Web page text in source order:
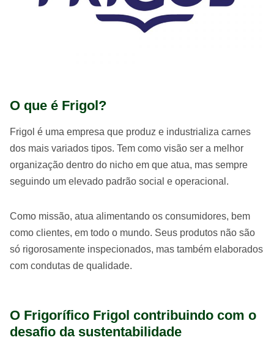
O que é Frigol?
Frigol é uma empresa que produz e industrializa carnes
dos mais variados tipos. Tem como visão ser a melhor
organização dentro do nicho em que atua, mas sempre
seguindo um elevado padrão social e operacional.
Como missão, atua alimentando os consumidores, bem
como clientes, em todo o mundo. Seus produtos não são
só rigorosamente inspecionados, mas também elaborados
com condutas de qualidade.
O Frigorífico Frigol contribuindo com o
desafio da sustentabilidade